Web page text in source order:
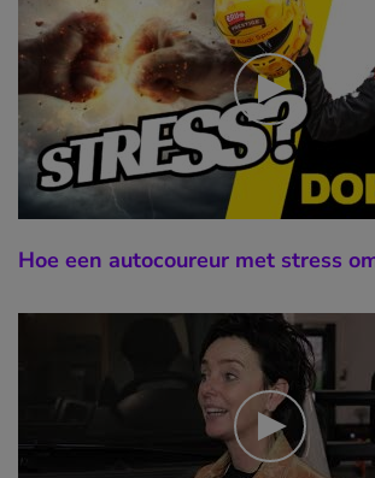
Hoe een autocoureur met stress